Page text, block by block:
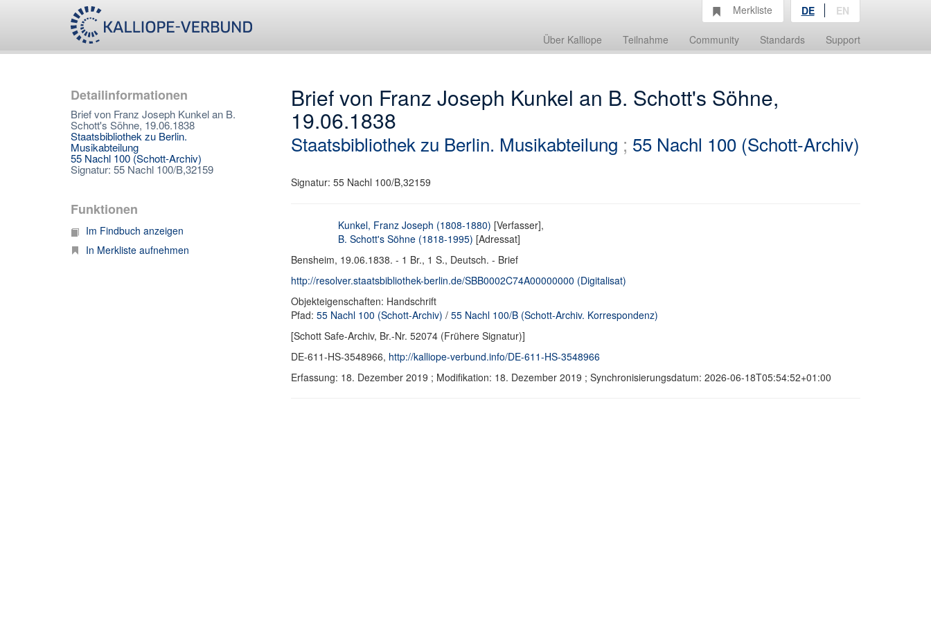
Über Kalliope Teilnahme Community Standards Support
Merkliste DE EN
Detailinformationen
Brief von Franz Joseph Kunkel an B.
Schott's Söhne, 19.06.1838
Staatsbibliothek zu Berlin.
Musikabteilung
55 Nachl 100 (Schott-Archiv)
Signatur: 55 Nachl 100/B,32159
Funktionen
Im Findbuch anzeigen
In Merkliste aufnehmen
Brief von Franz Joseph Kunkel an B. Schott's Söhne,
19.06.1838
Staatsbibliothek zu Berlin. Musikabteilung ; 55 Nachl 100 (Schott-Archiv)
Signatur: 55 Nachl 100/B,32159
Kunkel, Franz Joseph (1808-1880) [Verfasser],
B. Schott's Söhne (1818-1995) [Adressat]
Bensheim, 19.06.1838. - 1 Br., 1 S., Deutsch. - Brief
http://resolver.staatsbibliothek-berlin.de/SBB0002C74A00000000 (Digitalisat)
Objekteigenschaften: Handschrift
Pfad: 55 Nachl 100 (Schott-Archiv) / 55 Nachl 100/B (Schott-Archiv. Korrespondenz)
[Schott Safe-Archiv, Br.-Nr. 52074 (Frühere Signatur)]
DE-611-HS-3548966, http://kalliope-verbund.info/DE-611-HS-3548966
Erfassung: 18. Dezember 2019 ; Modifikation: 18. Dezember 2019 ; Synchronisierungsdatum: 2026-06-18T05:54:52+01:00